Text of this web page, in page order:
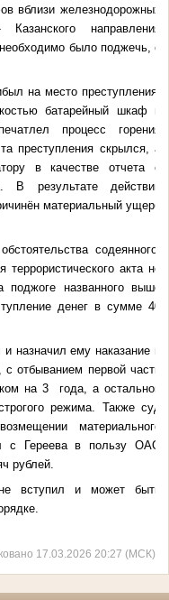
вблизи железнодорожных
направления
было поджечь, с
на место преступления,
батарейный шкаф и
процесс горения
преступления скрылся, а
в качестве отчета о
В результате действий
материальный ущерб
содеянного,
акта не
названного выше
денег в сумме 40
назначил ему наказание в
с отбыванием первой части
на 3
года, а остальной
режима. Также суд
материального
с Гереева в пользу ОАО
рублей.
вступил и может быть
17.03.2026 20:27 (МСК)